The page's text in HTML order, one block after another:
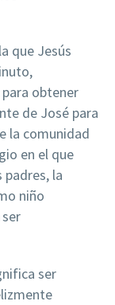
que Jesús
obtener
de José para
la comunidad
en el que
padres, la
niño
ser